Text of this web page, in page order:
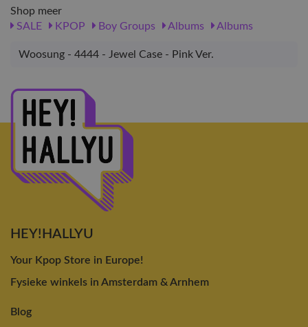
Shop meer
SALE
KPOP Boy Groups Albums Albums
Woosung - 4444 - Jewel Case - Pink Ver.
HEY!HALLYU
Your Kpop Store in Europe!
Fysieke winkels in Amsterdam & Arnhem
Blog